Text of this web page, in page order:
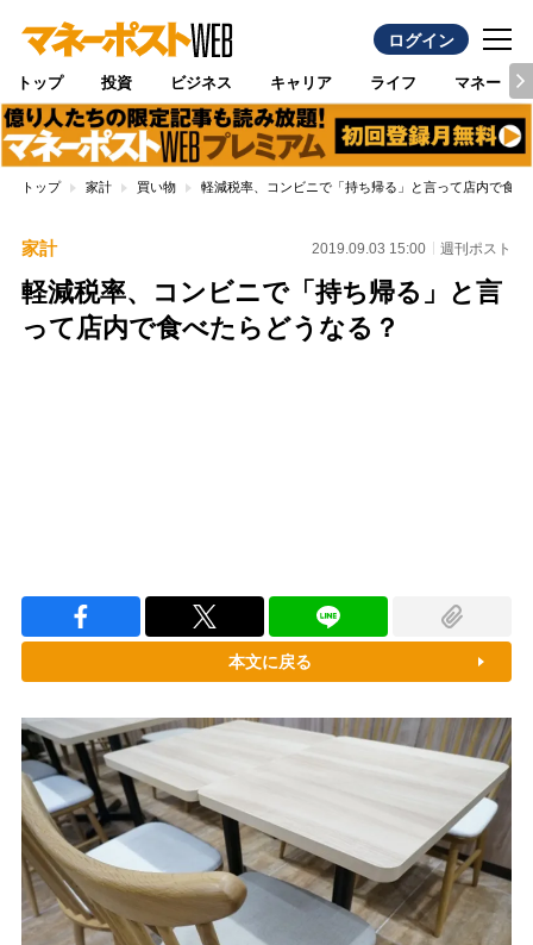
ログイン
トップ 投資 ビジネス キャリア ライフ マネー
トップ 家計 買い物 軽減税率、コンビニで「持ち帰る」と言って店内で食べ
家計 2019.09.03 15:00 週刊ポスト
軽減税率、コンビニで「持ち帰る」と言
って店内で食べたらどうなる？
本文に戻る